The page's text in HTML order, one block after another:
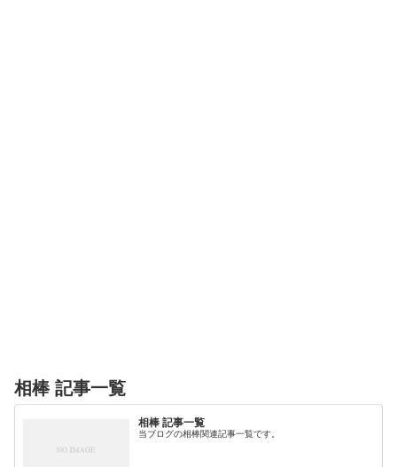
相棒 記事一覧
相棒 記事一覧
当ブログの相棒関連記事一覧です。